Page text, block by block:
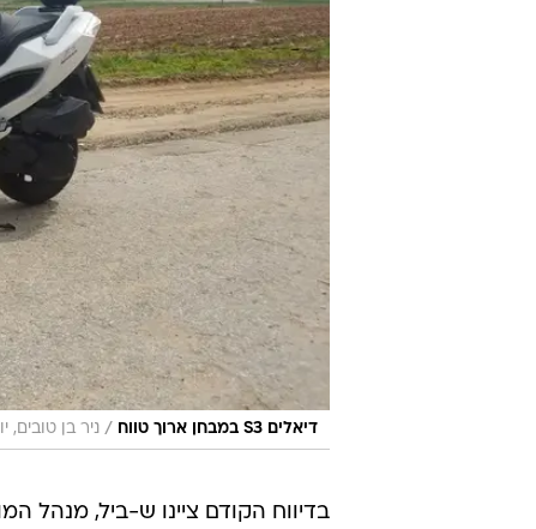
דיאלים S3 במבחן ארוך טווח / ניר בן טובים,
בדיווח הקודם ציינו ש-ביל, מנהל